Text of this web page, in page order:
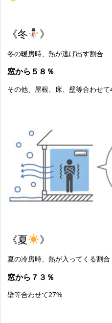
《冬 》
冬の暖房時、熱が逃げ出す割合
窓から５８％
その他、屋根、床、壁等合わせて
《夏 》
夏の冷房時、熱が入ってくる割合
窓から７３％
壁等合わせて27%